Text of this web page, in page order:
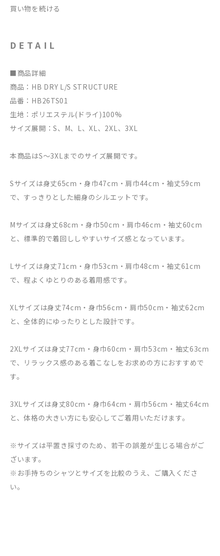
買い物を続ける
DETAIL
■商品詳細
商品：HB DRY L/S STRUCTURE
品番：HB26TS01
生地：ポリエステル(ドライ)100%
サイズ展開：S、M、L、XL、2XL、3XL
本商品はS〜3XLまでのサイズ展開です。
Sサイズは身丈65cm・身巾47cm・肩巾44cm・袖丈59cm
で、すっきりとした細身のシルエットです。
Mサイズは身丈68cm・身巾50cm・肩巾46cm・袖丈60cm
と、標準的で着回ししやすいサイズ感となっています。
Lサイズは身丈71cm・身巾53cm・肩巾48cm・袖丈61cm
で、程よくゆとりのある着用感です。
XLサイズは身丈74cm・身巾56cm・肩巾50cm・袖丈62cm
と、全体的にゆったりとした設計です。
2XLサイズは身丈77cm・身巾60cm・肩巾53cm・袖丈63cm
で、リラックス感のある着こなしをお求めの方におすすめで
す。
3XLサイズは身丈80cm・身巾64cm・肩巾56cm・袖丈64cm
と、体格の大きい方にも安心してご着用いただけます。
※サイズは平置き採寸のため、若干の誤差が生じる場合がご
ざいます。
※お手持ちのシャツとサイズを比較のうえ、ご購入くださ
い。